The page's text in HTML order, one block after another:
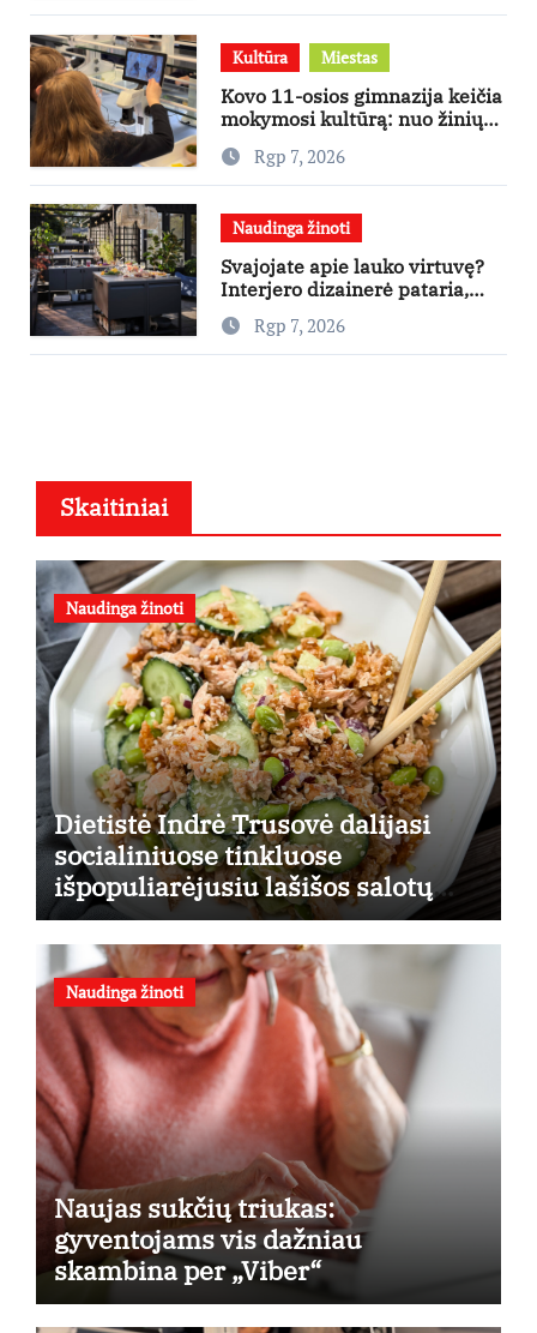
Kultūra Miestas
Kovo 11-osios gimnazija keičia
mokymosi kultūrą: nuo žinių
kaupimo – prie jų supratimo ir
taikymo
Rgp 7, 2026
Naudinga žinoti
Svajojate apie lauko virtuvę?
Interjero dizainerė pataria,
nuo ko pradėti
Rgp 7, 2026
Skaitiniai
Naudinga žinoti
Dietistė Indrė Trusovė dalijasi
socialiniuose tinkluose
išpopuliarėjusiu lašišos salotų
receptu
Naudinga žinoti
Naujas sukčių triukas:
gyventojams vis dažniau
skambina per „Viber“